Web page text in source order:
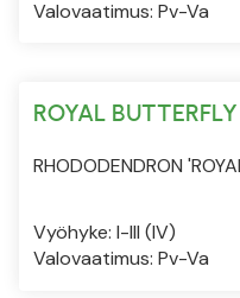
Valovaatimus: Pv-Va
ROYAL
RHODODENDRON
Vyöhyke: I-III (IV)
Valovaatimus: Pv-Va